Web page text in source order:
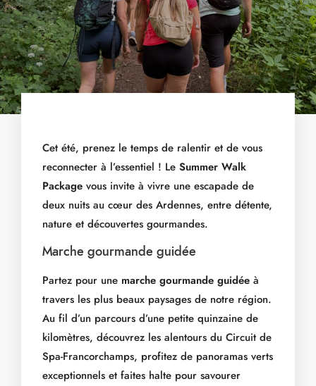
Cet été, prenez le temps de ralentir et de vous
reconnecter à l’essentiel ! Le Summer Walk
Package vous invite à vivre une escapade de
deux nuits au cœur des Ardennes, entre détente,
nature et découvertes gourmandes.
Marche gourmande guidée
Partez pour une marche gourmande guidée à
travers les plus beaux paysages de notre région.
Au fil d’un parcours d’une petite quinzaine de
kilomètres, découvrez les alentours du Circuit de
Spa-Francorchamps, profitez de panoramas verts
exceptionnels et faites halte pour savourer